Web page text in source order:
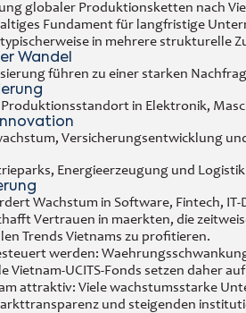
globaler Produktionsketten nach
Fundament für langfristige
in mehrere strukturelle
Wandel
führen zu einer starken
in Elektronik,
Versicherungsentwicklung
Energieerzeugung und
Wachstum in Software, Fintech,
Vertrauen in maerkten, die
Trends Vietnams zu profitieren.
werden:
Vietnam-UCITS-Fonds setzen daher
attraktiv: Viele wachstumsstarke
und steigenden